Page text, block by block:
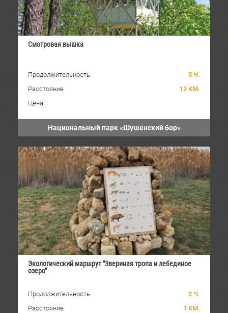
Смотровая вышка
Продолжительность
5 Ч.
Расстояние
13 КМ.
Цена
Национальный парк «Шушенский бор»
Экологический маршрут "Звериная тропа и лебединое
озеро"
Продолжительность
2 Ч.
Расстояние
1 КМ.